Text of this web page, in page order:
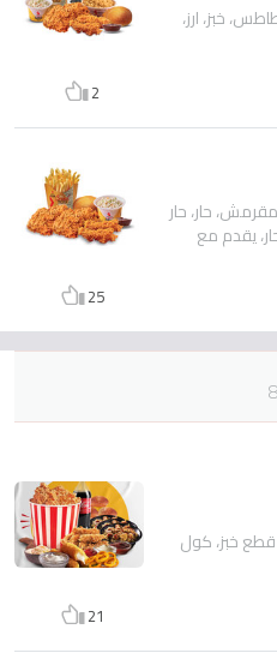
خبز، ارز،
2
حار، حار
حار، يقدم مع
25
8
21 قطعة دجاج، بطاطس عائلي، 10 قطع خبز، كول
21